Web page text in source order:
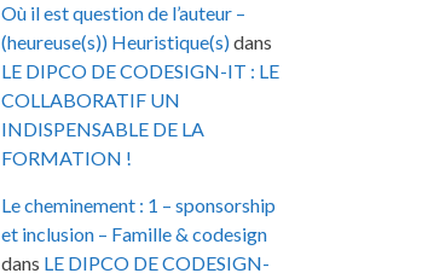
Où il est question de l’auteur –
(heureuse(s)) Heuristique(s)dans
LE DIPCO DE CODESIGN-IT : LE
COLLABORATIF UN
INDISPENSABLE DE LA
FORMATION !
Le cheminement : 1 – sponsorship
et inclusion – Famille & codesign
dans LE DIPCO DE CODESIGN-